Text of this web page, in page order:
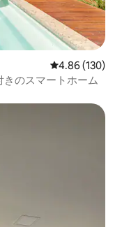
レビュー130
4.86 (130)
のスマートホーム